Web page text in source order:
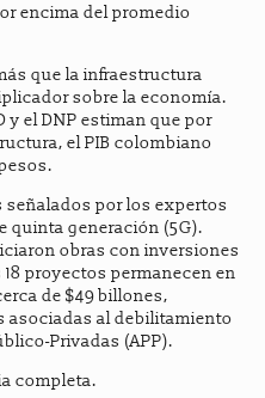
encima del promedio
que la infraestructura
sobre la economía.
y el DNP estiman que por
el PIB colombiano
por los expertos
quinta generación (5G).
obras con inversiones
proyectos permanecen en
de $49 billones,
al debilitamiento
Privadas (APP).
completa.